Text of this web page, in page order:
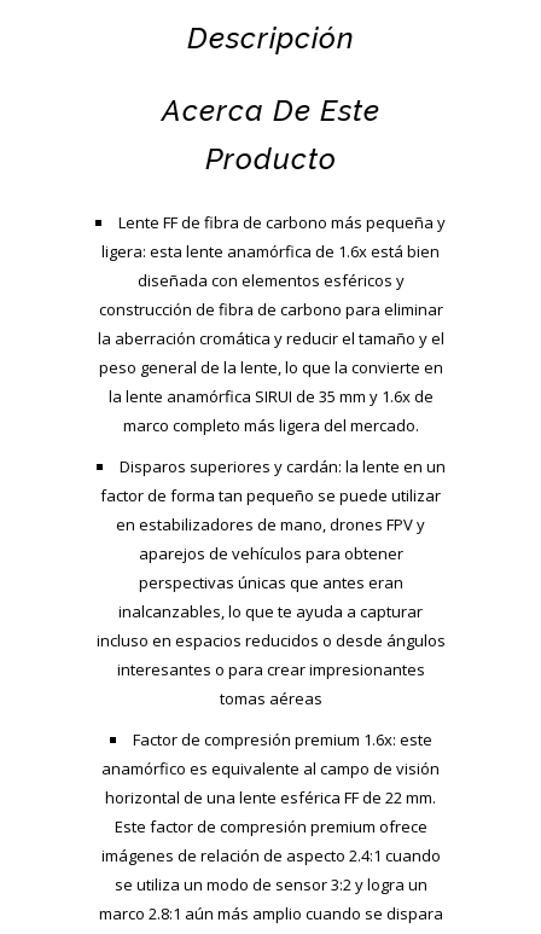
Descripción
Acerca De Este
Producto
Lente FF de fibra de carbono más pequeña y
ligera: esta lente anamórfica de 1.6x está bien
diseñada con elementos esféricos y
construcción de fibra de carbono para eliminar
la aberración cromática y reducir el tamaño y el
peso general de la lente, lo que la convierte en
la lente anamórfica SIRUI de 35 mm y 1.6x de
marco completo más ligera del mercado.
Disparos superiores y cardán: la lente en un
factor de forma tan pequeño se puede utilizar
en estabilizadores de mano, drones FPV y
aparejos de vehículos para obtener
perspectivas únicas que antes eran
inalcanzables, lo que te ayuda a capturar
incluso en espacios reducidos o desde ángulos
interesantes o para crear impresionantes
tomas aéreas
Factor de compresión premium 1.6x: este
anamórfico es equivalente al campo de visión
horizontal de una lente esférica FF de 22 mm.
Este factor de compresión premium ofrece
imágenes de relación de aspecto 2.4:1 cuando
se utiliza un modo de sensor 3:2 y logra un
marco 2.8:1 aún más amplio cuando se dispara